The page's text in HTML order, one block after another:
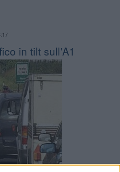
in tilt sull'A1